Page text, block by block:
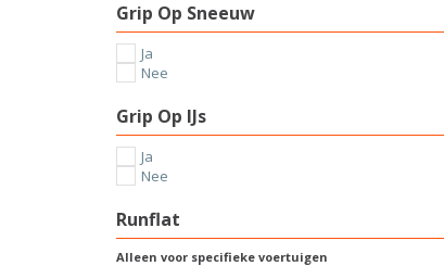
Grip Op Sneeuw
Ja
Nee
Grip Op IJs
Ja
Nee
Runflat
Alleen voor specifieke voertuigen